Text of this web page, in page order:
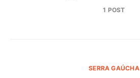
1 POST
SERRA GAÚCHA